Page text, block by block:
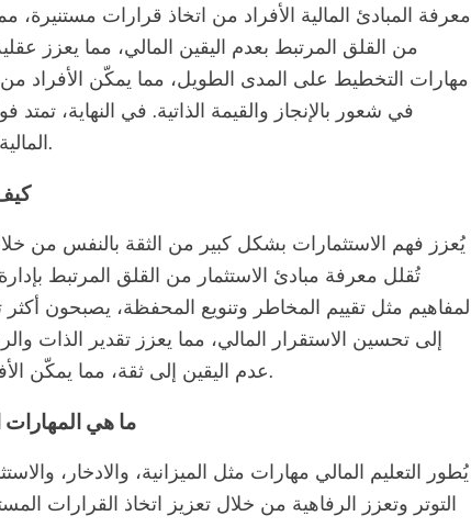
معرفة المبادئ المالية الأفراد من اتخاذ قرارات مستنيرة،
من القلق المرتبط بعدم اليقين المالي، مما يعزز
مهارات التخطيط على المدى الطويل، مما يمكّن الأفراد
في شعور بالإنجاز والقيمة الذاتية. في النهاية،
المالية، مما يعزز المرونة العاطفية والرضا عن الحياة.
يُعزز فهم الاستثمارات بشكل كبير من الثقة بالنفس من
تُقلل معرفة مبادئ الاستثمار من القلق المرتبط
لمفاهيم مثل تقييم المخاطر وتنويع المحفظة، يصبحون أكثر
إلى تحسين الاستقرار المالي، مما يعزز تقدير الذات
عدم اليقين إلى ثقة، مما يمكّن الأفراد من التنقل في مشهدهم الاقتصادي بفعالية.
ما هي المهارات
يُطور التعليم المالي مهارات مثل الميزانية، والادخار،
التوتر وتعزز الرفاهية من خلال تعزيز اتخاذ القرارات